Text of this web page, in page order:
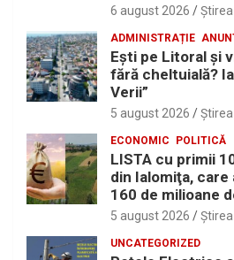
6 august 2026 Ştirea
ADMINISTRAȚIE
Eşti pe Litoral şi
fără cheltuială?
Verii”
5 august 2026 Ştirea
ECONOMIC POLITICĂ
LISTA cu primii
din Ialomiţa,
160 de milioane
5 august 2026 Ştirea
UNCATEGORIZED